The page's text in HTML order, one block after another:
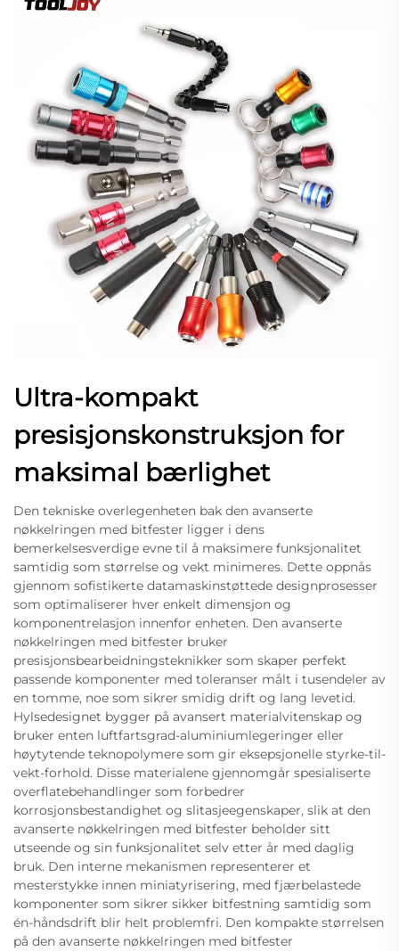
Ultra-kompakt
presisjonskonstruksjon for
maksimal bærlighet
Den tekniske overlegenheten bak den avanserte
nøkkelringen med bitfester ligger i dens
bemerkelsesverdige evne til å maksimere funksjonalitet
samtidig som størrelse og vekt minimeres. Dette oppnås
gjennom sofistikerte datamaskinstøttede designprosesser
som optimaliserer hver enkelt dimensjon og
komponentrelasjon innenfor enheten. Den avanserte
nøkkelringen med bitfester bruker
presisjonsbearbeidningsteknikker som skaper perfekt
passende komponenter med toleranser målt i tusendeler av
en tomme, noe som sikrer smidig drift og lang levetid.
Hylsedesignet bygger på avansert materialvitenskap og
bruker enten luftfartsgrad-aluminiumlegeringer eller
høytytende teknopolymere som gir eksepsjonelle styrke-til-
vekt-forhold. Disse materialene gjennomgår spesialiserte
overflatebehandlinger som forbedrer
korrosjonsbestandighet og slitasjeegenskaper, slik at den
avanserte nøkkelringen med bitfester beholder sitt
utseende og sin funksjonalitet selv etter år med daglig
bruk. Den interne mekanismen representerer et
mesterstykke innen miniatyrisering, med fjærbelastede
komponenter som sikrer sikker bitfestning samtidig som
én-håndsdrift blir helt problemfri. Den kompakte størrelsen
på den avanserte nøkkelringen med bitfester